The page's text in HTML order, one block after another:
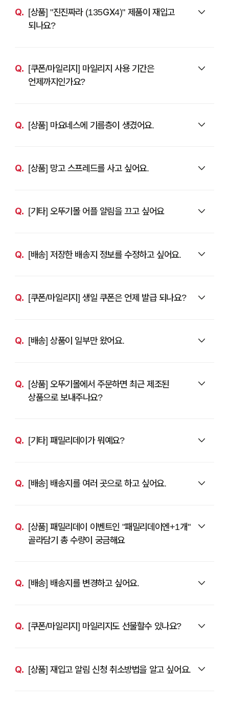
[상품] "진진짜라 (135GX4)" 제품이 재입고
되나요?
[쿠폰/마일리지] 마일리지 사용 기간은
언제까지인가요?
[상품] 마요네스에 기름층이 생겼어요.
[상품] 망고 스프레드를 사고 싶어요.
[기타] 오뚜기몰 어플 알림을 끄고 싶어요
[배송] 저장한 배송지 정보를 수정하고 싶어요.
[쿠폰/마일리지] 생일 쿠폰은 언제 발급 되나요?
[배송] 상품이 일부만 왔어요.
[상품] 오뚜기몰에서 주문하면 최근 제조된
상품으로 보내주나요?
[기타] 패밀리데이가 뭐예요?
[배송] 배송지를 여러 곳으로 하고 싶어요.
[상품] 패밀리데이 이벤트인 "패밀리데이엔+1개"
골라담기 총 수량이 궁금해요
[배송] 배송지를 변경하고 싶어요.
[쿠폰/마일리지] 마일리지도 선물할수 있나요?
[상품] 재입고 알림 신청 취소방법을 알고 싶어요.